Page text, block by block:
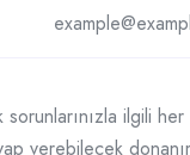
sorunlarınızla ilgili
verebilecek